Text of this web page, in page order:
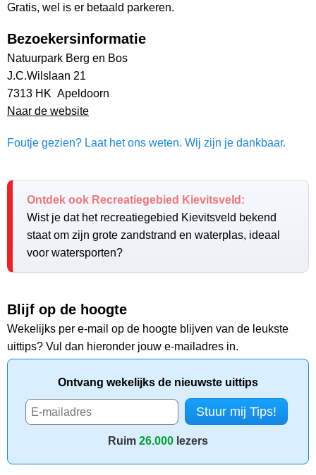
Gratis, wel is er betaald parkeren.
Bezoekersinformatie
Natuurpark Berg en Bos
J.C.Wilslaan 21
7313 HK Apeldoorn
Naar de website
Foutje gezien? Laat het ons weten. Wij zijn je dankbaar.
Ontdek ook Recreatiegebied Kievitsveld:
Wist je dat het recreatiegebied Kievitsveld bekend
staat om zijn grote zandstrand en waterplas, ideaal
voor watersporten?
Blijf op de hoogte
Wekelijks per e-mail op de hoogte blijven van de leukste
uittips? Vul dan hieronder jouw e-mailadres in.
Ontvang wekelijks de nieuwste uittips
Ruim 26.000 lezers